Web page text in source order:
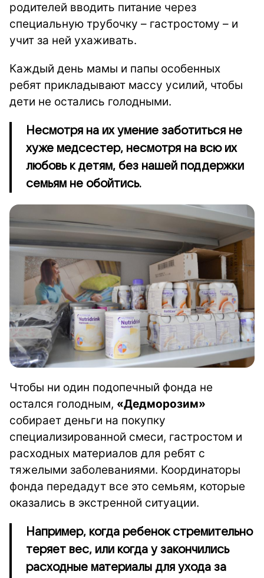
родителей вводить питание через
специальную трубочку – гастростому – и
учит за ней ухаживать.
Каждый день мамы и папы особенных
ребят прикладывают массу усилий, чтобы
дети не остались голодными.
Несмотря на их умение заботиться не
хуже медсестер, несмотря на всю их
любовь к детям, без нашей поддержки
семьям не обойтись.
Чтобы ни один подопечный фонда не
остался голодным, «Дедморозим»
собирает деньги на покупку
специализированной смеси, гастростом и
расходных материалов для ребят с
тяжелыми заболеваниями. Координаторы
фонда передадут все это семьям, которые
оказались в экстренной ситуации.
Например, когда ребенок стремительно
теряет вес, или когда у закончились
расходные материалы для ухода за